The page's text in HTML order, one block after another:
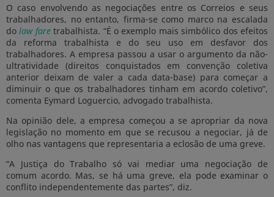
O caso envolvendo as negociações entre os Correios e seus
trabalhadores, no entanto, firma-se como marco na escalada
dolaw faretrabalhista. “É o exemplo mais simbólico dos efeitos
da reforma trabalhista e do seu uso em desfavor dos
trabalhadores. A empresa passou a usar o argumento da não-
ultratividade (direitos conquistados em convenção coletiva
anterior deixam de valer a cada data-base) para começar a
diminuir o que os trabalhadores tinham em acordo coletivo”,
comenta Eymard Loguercio, advogado trabalhista.
Na opinião dele, a empresa começou a se apropriar da nova
legislação no momento em que se recusou a negociar, já de
olho nas vantagens que representaria a eclosão de uma greve.
“A Justiça do Trabalho só vai mediar uma negociação de
comum acordo. Mas, se há uma greve, ela pode examinar o
conflito independentemente das partes”, diz.